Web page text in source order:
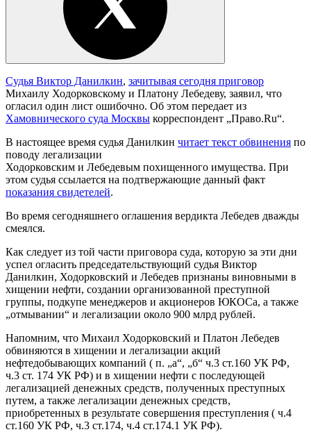
Судья Виктор Данилкин, зачитывая сегодня приговор
Михаилу Ходорковскому и Платону Лебедеву, заявил, что
огласил один лист ошибочно. Об этом передает из
Хамовнического суда Москвы корреспондент „Право.Ru“.
В настоящее время судья Данилкин читает текст обвинения по
поводу легализации
Ходорковским и Лебедевым похищенного имущества. При
этом судья ссылается на подтвержающие данный факт
показания свидетелей.
Во время сегодняшнего оглашения вердикта Лебедев дважды
смеялся.
Как следует из той части приговора суда, которую за эти дни
успел огласить председательствующий судья Виктор
Данилкин, Ходорковский и Лебедев признаны виновными в
хищении нефти, создании организованной преступной
группы, подкупе менеджеров и акционеров ЮКОСа, а также
„отмывании“ и легализации около 900 млрд рублей.
Напомним, что Михаил Ходорковский и Платон Лебедев
обвиняются в хищении и легализации акций
нефтедобывающих компаний ( п. „а“, „б“ ч.3 ст.160 УК РФ,
ч.3 ст. 174 УК РФ) и в хищении нефти с последующей
легализацией денежных средств, полученных преступных
путем, а также легализации денежных средств,
приобретенных в результате совершения преступления ( ч.4
ст.160 УК РФ, ч.3 ст.174, ч.4 ст.174.1 УК РФ).